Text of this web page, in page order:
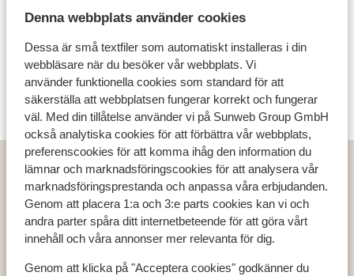
Denna webbplats använder cookies
Dessa är små textfiler som automatiskt installeras i din
webbläsare när du besöker vår webbplats. Vi
använder funktionella cookies som standard för att
säkerställa att webbplatsen fungerar korrekt och fungerar
väl. Med din tillåtelse använder vi på Sunweb Group GmbH
också analytiska cookies för att förbättra vår webbplats,
preferenscookies för att komma ihåg den information du
lämnar och marknadsföringscookies för att analysera vår
marknadsföringsprestanda och anpassa våra erbjudanden.
Genom att placera 1:a och 3:e parts cookies kan vi och
andra parter spåra ditt internetbeteende för att göra vårt
innehåll och våra annonser mer relevanta för dig.
Genom att klicka på "Acceptera cookies" godkänner du
ca. 45 km längdspår samt Europas största snow parks
för snowboardåkare; Surf Country. Under säsongen
erbjuder området dessutom ett urval andra spännande
aktiviteter, både i och utanför pisterna.
Upptäck mysiga Risoul
På skidresor till La Forêt Blanche bor du i den mysiga
bergsbynRisoulmed direkt anslutning till områdets
pister både från staden men också från flera av
boendena. Staden erbjuder ett bra utbud av barer,
restauranger, butiker och aktiviteter utanför pisterna.
Detta tillsammans med det faktum att det ligger flera
nybörjarpister i närheten gör denna skidort väldigt
Risoul
Populära länder
Österrike
Frankrike
Andorra